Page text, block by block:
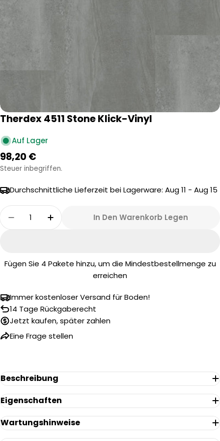
Sie das Medium 0 im Modalformat
Therdex 4511 Stone Klick-Vinyl
Auf Lager
Regulärer
Preis
98,20 €
Steuer inbegriffen.
Durchschnittliche Lieferzeit bei Lagerware: Aug 11 - Aug 15
Menge
Menge Für Therdex 4511 Stone Klick-Vinyl
Menge Für Therdex 4511 Stone Klick-
In Den Warenkorb Legen
Fügen Sie 4 Pakete hinzu, um die Mindestbestellmenge zu
erreichen
Immer kostenloser Versand für Boden!
14 Tage Rückgaberecht
Jetzt kaufen, später zahlen
Eine Frage stellen
Ihr
Name
Ihre
Mail
Ihr
Beschreibung
Eigenschaften
Wartungshinweise